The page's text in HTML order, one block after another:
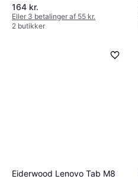
164 kr.
Eller 3 betalinger af 55 kr.
2 butikker
Eiderwood Lenovo Tab M8